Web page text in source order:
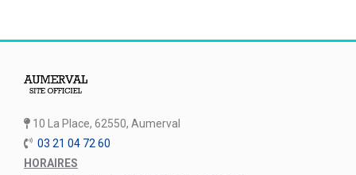
10 La Place, 62550, Aumerval
03 21 04 72 60
HORAIRES